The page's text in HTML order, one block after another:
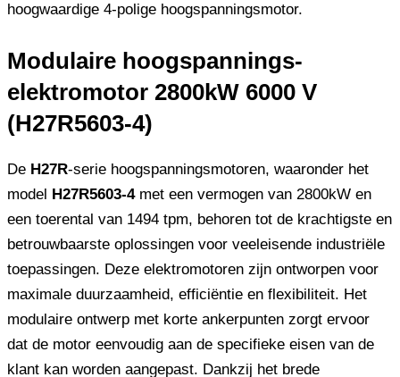
hoogwaardige 4-polige hoogspanningsmotor.
Modulaire hoogspannings-
elektromotor 2800kW 6000 V
(H27R5603-4)
De H27R-serie hoogspanningsmotoren, waaronder het
model H27R5603-4met een vermogen van 2800kW en
een toerental van 1494 tpm, behoren tot de krachtigste en
betrouwbaarste oplossingen voor veeleisende industriële
toepassingen. Deze elektromotoren zijn ontworpen voor
maximale duurzaamheid, efficiëntie en flexibiliteit. Het
modulaire ontwerp met korte ankerpunten zorgt ervoor
dat de motor eenvoudig aan de specifieke eisen van de
klant kan worden aangepast. Dankzij het brede